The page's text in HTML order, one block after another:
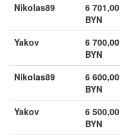
Nikolas89
6 701,00
BYN
Yakov
6 700,00
BYN
Nikolas89
6 600,00
BYN
Yakov
6 500,00
BYN